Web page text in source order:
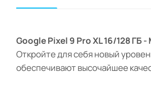
Google Pixel 9 Pro XL 16/128
Откройте для себя новый
обеспечивают высочайшее